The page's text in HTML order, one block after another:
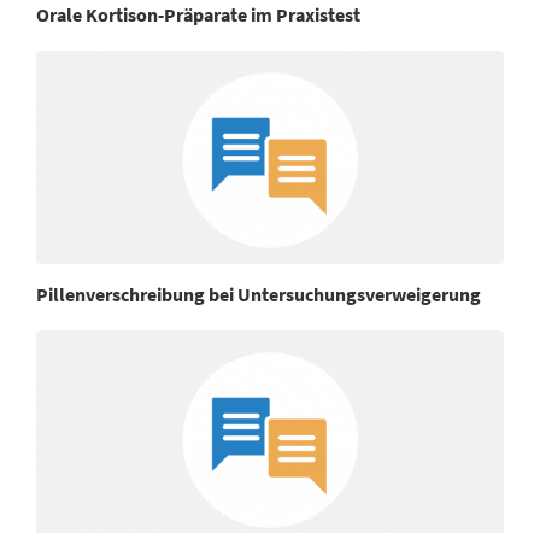
Orale Kortison-Präparate im Praxistest
Pillenverschreibung bei Untersuchungsverweigerung